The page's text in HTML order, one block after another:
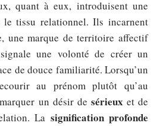
quant à eux, introduisent une
le tissu relationnel. Ils incarnent
une marque de territoire affectif
une volonté de créer un
de douce familiarité. Lorsqu’un
au prénom plutôt qu’au
un désir de sérieux et de
La signification profonde